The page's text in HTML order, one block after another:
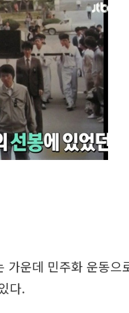
가운데 민주화 운동으
다.